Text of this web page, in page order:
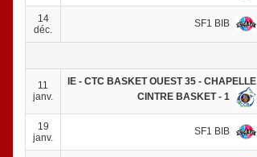
14
déc.
SF1 BIB
11
janv.
IE - CTC BASKET OUEST 35 - CHAPELLE
CINTRE BASKET - 1
19
janv.
SF1 BIB